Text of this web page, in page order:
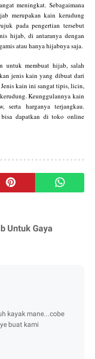
meningkat. Sebagaimana
merupakan kain kerudung
pada pengertian tersebut
hijab, di antaranya dengan
atau hanya hijabnya saja.
untuk membuat hijab, salah
jenis kain yang dibuat dari
Jenis kain ini sangat tipis, licin,
Keunggulannya kain
serta harganya terjangkau.
dapatkan di toko online
Untuk Gaya
kayak mane...cobe
buat kami